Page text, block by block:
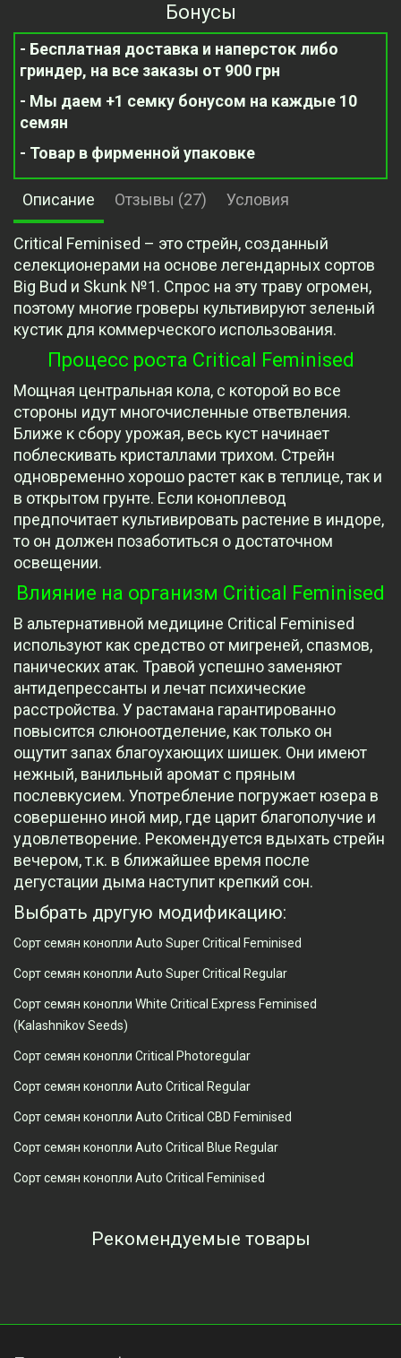
Бонусы
- Бесплатная доставка и наперсток либо
гриндер, на все заказы от 900 грн
- Мы даем +1 семку бонусом на каждые 10
семян
- Товар в фирменной упаковке
Описание Отзывы (27) Условия
Critical Feminised – это стрейн, созданный
селекционерами на основе легендарных сортов
Big Bud и Skunk №1. Спрос на эту траву огромен,
поэтому многие гроверы культивируют зеленый
кустик для коммерческого использования.
Процесс роста Critical Feminised
Мощная центральная кола, с которой во все
стороны идут многочисленные ответвления.
Ближе к сбору урожая, весь куст начинает
поблескивать кристаллами трихом. Стрейн
одновременно хорошо растет как в теплице, так и
в открытом грунте. Если коноплевод
предпочитает культивировать растение в индоре,
то он должен позаботиться о достаточном
освещении.
Влияние на организм Critical Feminised
В альтернативной медицине Critical Feminised
используют как средство от мигреней, спазмов,
панических атак. Травой успешно заменяют
антидепрессанты и лечат психические
расстройства. У растамана гарантированно
повысится слюноотделение, как только он
ощутит запах благоухающих шишек. Они имеют
нежный, ванильный аромат с пряным
послевкусием. Употребление погружает юзера в
совершенно иной мир, где царит благополучие и
удовлетворение. Рекомендуется вдыхать стрейн
вечером, т.к. в ближайшее время после
дегустации дыма наступит крепкий сон.
Выбрать другую модификацию:
Сорт семян конопли Auto Super Critical Feminised
Сорт семян конопли Auto Super Critical Regular
Сорт семян конопли White Critical Express Feminised
(Kalashnikov Seeds)
Сорт семян конопли Critical Photoregular
Сорт семян конопли Auto Critical Regular
Сорт семян конопли Auto Critical CBD Feminised
Сорт семян конопли Auto Critical Blue Regular
Сорт семян конопли Auto Critical Feminised
Рекомендуемые товары